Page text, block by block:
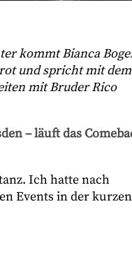
kommt Bianca
und spricht mit dem
mit Bruder Rico
– läuft das
Ich hatte nach
Events in der kurzen